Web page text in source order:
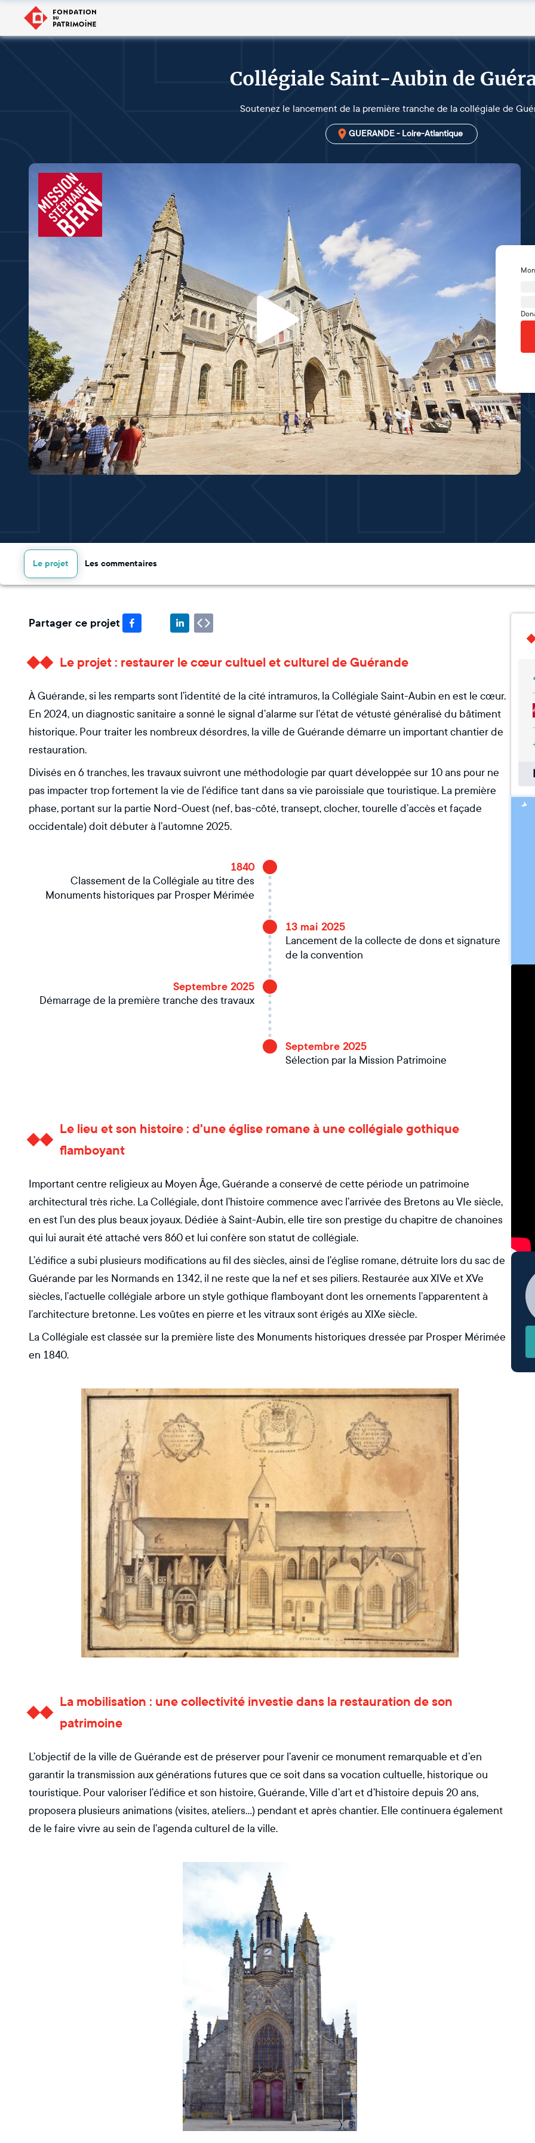
Collégiale Saint-Aubin de
Soutenez le lancement de la première tranche de la collégiale de
GUERANDE - Loire-Atlantique
Le projet Les commentaires
Partager ce projet
Le projet : restaurer le cœur cultuel et culturel de Guérande
À Guérande, si les remparts sont l’identité de la cité intramuros, la Collégiale Saint-Aubin en est le cœur.
En 2024, un diagnostic sanitaire a sonné le signal d’alarme sur l’état de vétusté généralisé du bâtiment
historique. Pour traiter les nombreux désordres, la ville de Guérande démarre un important chantier de
restauration.
Divisés en 6 tranches, les travaux suivront une méthodologie par quart développée sur 10 ans pour ne
pas impacter trop fortement la vie de l’édifice tant dans sa vie paroissiale que touristique. La première
phase, portant sur la partie Nord-Ouest (nef, bas-côté, transept, clocher, tourelle d’accès et façade
occidentale) doit débuter à l’automne 2025.
1840
Classement de la Collégiale au titre des
Monuments historiques par Prosper Mérimée
13 mai 2025
Lancement de la collecte de dons et signature
de la convention
Septembre 2025
Démarrage de la première tranche des travaux
Septembre 2025
Sélection par la Mission Patrimoine
Le lieu et son histoire : d'une église romane à une collégiale gothique
flamboyant
Important centre religieux au Moyen Âge, Guérande a conservé de cette période un patrimoine
architectural très riche. La Collégiale, dont l’histoire commence avec l’arrivée des Bretons au VIe siècle,
en est l’un des plus beaux joyaux. Dédiée à Saint-Aubin, elle tire son prestige du chapitre de chanoines
qui lui aurait été attaché vers 860 et lui confère son statut de collégiale.
L’édifice a subi plusieurs modifications au fil des siècles, ainsi de l’église romane, détruite lors du sac de
Guérande par les Normands en 1342, il ne reste que la nef et ses piliers. Restaurée aux XIVe et XVe
siècles, l’actuelle collégiale arbore un style gothique flamboyant dont les ornements l’apparentent à
l’architecture bretonne. Les voûtes en pierre et les vitraux sont érigés au XIXe siècle.
La Collégiale est classée sur la première liste des Monuments historiques dressée par Prosper Mérimée
en 1840.
La mobilisation : une collectivité investie dans la restauration de son
patrimoine
L’objectif de la ville de Guérande est de préserver pour l’avenir ce monument remarquable et d’en
garantir la transmission aux générations futures que ce soit dans sa vocation cultuelle, historique ou
touristique. Pour valoriser l’édifice et son histoire, Guérande, Ville d’art et d’histoire depuis 20 ans,
proposera plusieurs animations (visites, ateliers...) pendant et après chantier. Elle continuera également
de le faire vivre au sein de l’agenda culturel de la ville.